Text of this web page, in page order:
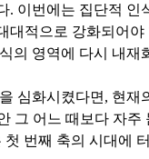
이번에는 집단적
대적으로 강화되어
의 영역에 다시 내재
심화시켰다면, 현
그 어느 때보다 자
번째 축의 시대에